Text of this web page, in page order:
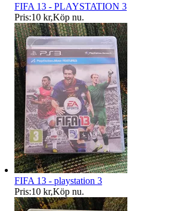
FIFA 13 - PLAYSTATION 3
Pris:10 kr,Köp nu.
FIFA 13 - playstation 3
Pris:10 kr,Köp nu.